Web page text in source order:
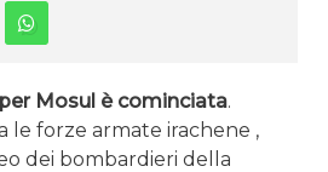
Mosul è cominciata.
le forze armate irachene ,
dei bombardieri della